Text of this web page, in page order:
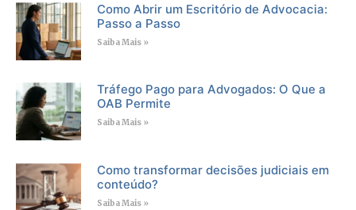
Como Abrir um Escritório de Advocacia:
Passo a Passo
Saiba Mais »
Tráfego Pago para Advogados: O Que a
OAB Permite
Saiba Mais »
Como transformar decisões judiciais em
conteúdo?
Saiba Mais »